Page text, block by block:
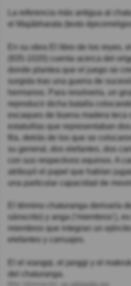
La referencia más antigua al
el Majábharata (texto
En su obra El libro de los reyes,
(935-1020) cuenta acerca del
donde plantea que el juego se
surgida tras una guerra de
hermanos. Para resolverla, un
reproducir dicha batalla
escaques de buena madera teca
estatuillas que representaban
fila, detrás de los que se
su general, dos elefantes, dos
con sus respectivos equinos. A
atribuyó el papel que habían
una particular capacidad de
El término chaturanga derivaría
sánscrito) y anga (‘miembros’),
miembros que integran un
elefantes y carruajes.
El el xiangqi, el janggi y el
del chaturanga.
es.wikipedia.org